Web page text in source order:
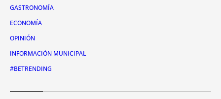
GASTRONOMÍA
ECONOMÍA
OPINIÓN
INFORMACIÓN MUNICIPAL
#BETRENDING